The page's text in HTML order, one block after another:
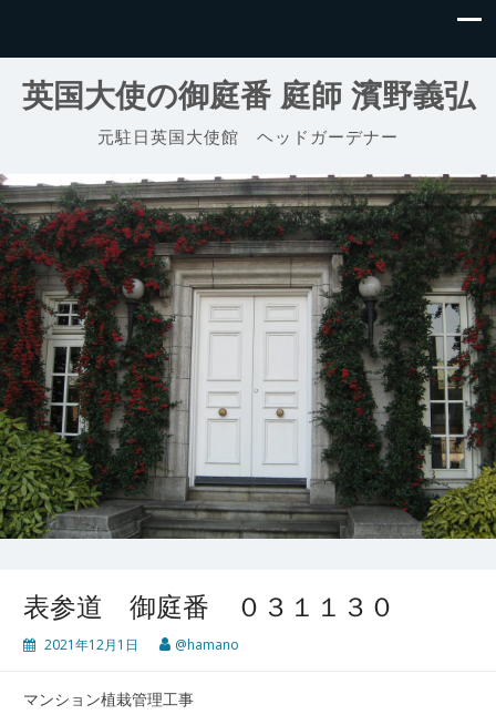
英国大使の御庭番 庭師 濱野義弘
元駐日英国大使館 ヘッドガーデナー
表参道 御庭番 ０３１１３０
2021年12月1日 @hamano
マンション植栽管理工事